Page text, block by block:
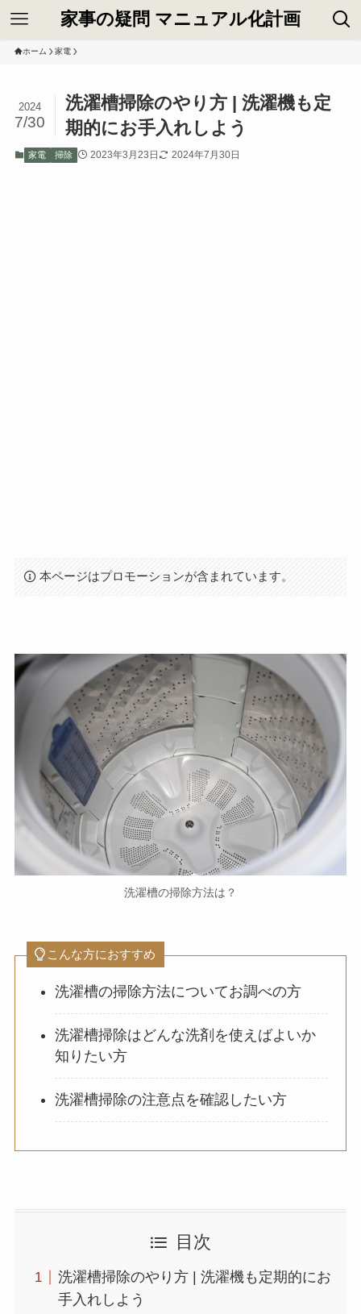
家事の疑問 マニュアル化計画
ホーム 家電
洗濯槽掃除のやり方 | 洗濯機も定
期的にお手入れしよう
2024
7/30
家電 掃除 2023年3月23日 2024年7月30日
本ページはプロモーションが含まれています。
洗濯槽の掃除方法は？
こんな方におすすめ
洗濯槽の掃除方法についてお調べの方
洗濯槽掃除はどんな洗剤を使えばよいか
知りたい方
洗濯槽掃除の注意点を確認したい方
目次
洗濯槽掃除のやり方 | 洗濯機も定期的にお
手入れしよう